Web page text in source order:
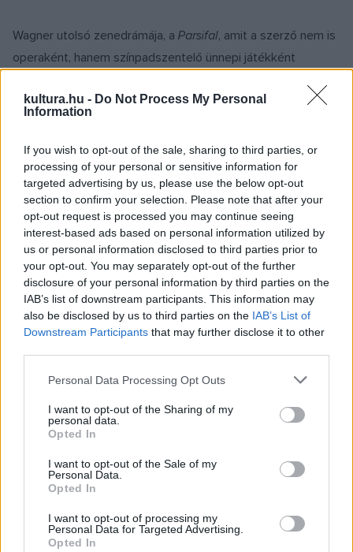
kultura.hu - Do Not Process My Personal
Information
If you wish to opt-out of the sale, sharing to third parties, or
processing of your personal or sensitive information for
targeted advertising by us, please use the below opt-out
section to confirm your selection. Please note that after your
opt-out request is processed you may continue seeing
interest-based ads based on personal information utilized by
us or personal information disclosed to third parties prior to
your opt-out. You may separately opt-out of the further
disclosure of your personal information by third parties on the
IAB’s list of downstream participants. This information may
also be disclosed by us to third parties on the IAB’s List of
Downstream Participants that may further disclose it to other
Please note that this website/app uses one or more Google
not limited to your visit or usage behaviour. You may click to
grant or deny consent to Google and its third-party tags to
use your data for below specified purposes in below Google
consent section.
Personal Data Processing Opt Outs
I want to opt-out of the Sharing of my
personal data.
Opted In
I want to opt-out of the Sale of my
Personal Data.
Opted In
I want to opt-out of processing my
Personal Data for Targeted Advertising.
Opted In
Wagner utolsó zenedrámája, a Parsifal, amit a szerző nem is
operaként, hanem színpadszentelő ünnepi játékként
való félelmet írja meg megváltástörténetbe ágyazva. Hőse,
testi és lelki bajoktól szenvedőket, és a Grál, a Krisztus
vérét felfogó szent kehely őrzőinek sorába lépjen. Almási-
Tóth András művészeti igazgató tavaly bemutatott
rendezése nagypénteken és húsvét napján, valamint április
14-én impozáns szereposztásban, Kovácsházi István
(Parsifal), Kálmándy Mihály (Amfortas), Rácz István (Titurel),
Bretz Gábor (Gurnemanz) Kálmán Péter (Klingsor) és Szántó
Andrea (Kundry) főszereplével látható, az Opera Zenekart,
Énekkart és Gyermekkart Kocsár Balázs főzeneigazgató
Mascagni nevéről elsősorban a Parasztbecsület
eszünkbe, pedig hasonlóan felemelő élményt nyújthat a
címe által is sugárzást, ragyogást sejtető mise, mely a
komponálni a művet, a munkafolyamatot azonban
megszakította egy megrendelés: éppen a
Parasztbecsületé. Nem csoda, ha a mise áradó dallamvilága,
az érzelmes, romantikus ívek, a szinte drámai feszültségű